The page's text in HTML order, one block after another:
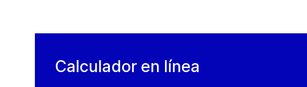
Calculador en línea